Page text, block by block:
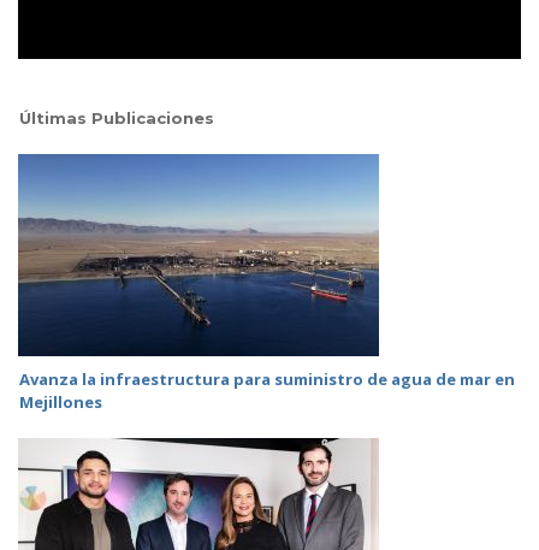
Últimas Publicaciones
Avanza la infraestructura para suministro de agua de mar en
Mejillones